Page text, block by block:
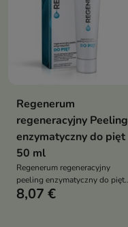
Regenerum
regeneracyjny Peeling
enzymatyczny do pięt
50 ml
Regenerum regeneracyjny
peeling enzymatyczny do pięt
już po pierwszym użyciu usunie
8,07 €